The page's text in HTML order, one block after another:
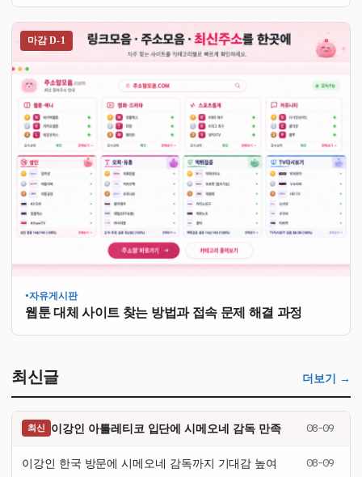
마감 D-1
●자유게시판
웹툰 대체 사이트 찾는 방법과 접속 문제 해결 과정
최신글 더보기 →
최신 이강인 아틀레티코 입단에 시메오네 감독 만족 08-09
이강인 한국 방문에 시메오네 감독까지 기대감 높여 08-09